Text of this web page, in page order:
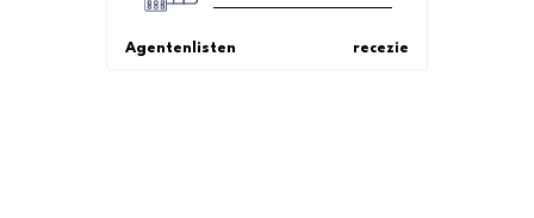
Agentenlisten recezie